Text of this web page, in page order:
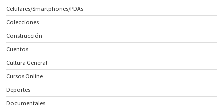
Celulares/Smartphones/PDAs
Colecciones
Construcción
Cuentos
Cultura General
Cursos Online
Deportes
Documentales